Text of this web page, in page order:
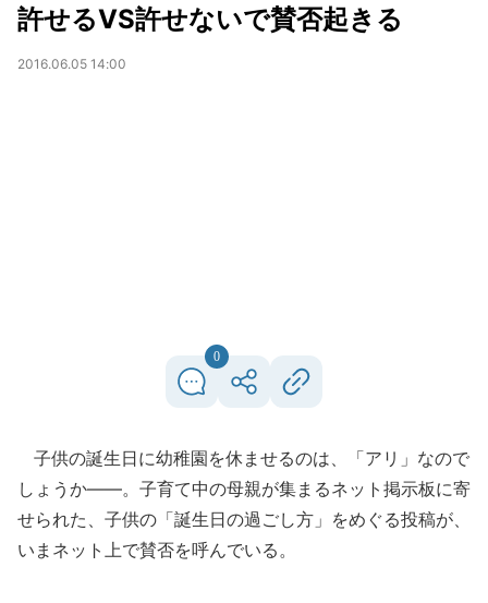
許せるVS許せないで賛否起きる
2016.06.05 14:00
0
子供の誕生日に幼稚園を休ませるのは、「アリ」なので
しょうか――。子育て中の母親が集まるネット掲示板に寄
せられた、子供の「誕生日の過ごし方」をめぐる投稿が、
いまネット上で賛否を呼んでいる。